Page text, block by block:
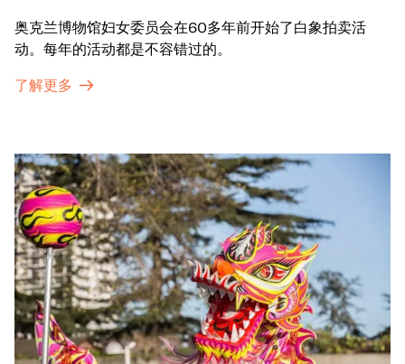
奥克兰博物馆妇女委员会在60多年前开始了白象拍卖活
动。每年的活动都是不容错过的。
了解更多